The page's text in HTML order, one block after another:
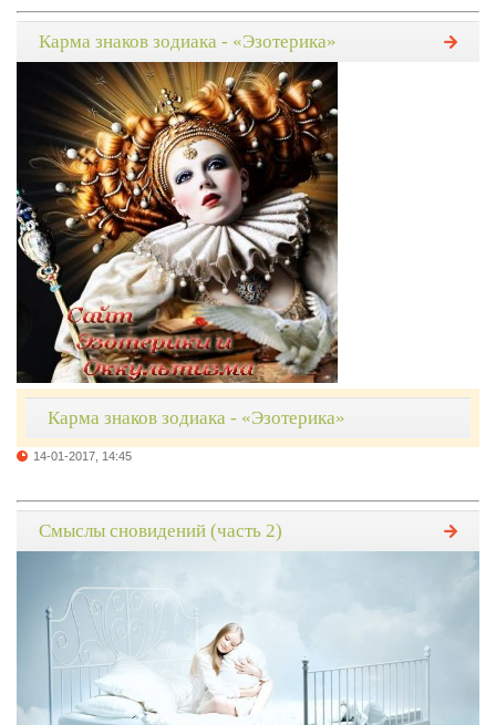
Карма знаков зодиака - «Эзотерика»
Карма знаков зодиака - «Эзотерика»
14-01-2017, 14:45
Смыслы сновидений (часть 2)